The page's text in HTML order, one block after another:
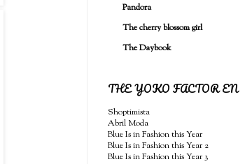
Pandora
The cherry blossom girl
The Daybook
THE YOKO FACTOR EN
Shoptimista
Abril Moda
Blue Is in Fashion this Year
Blue Is in Fashion this Year 2
Blue Is in Fashion this Year 3